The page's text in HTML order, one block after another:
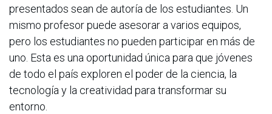
presentados sean de autoría de los estudiantes. Un
mismo profesor puede asesorar a varios equipos,
pero los estudiantes no pueden participar en más de
uno. Esta es una oportunidad única para que jóvenes
de todo el país exploren el poder de la ciencia, la
tecnología y la creatividad para transformar su
entorno.